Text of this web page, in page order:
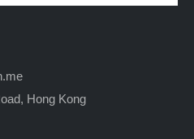
Hong Kong